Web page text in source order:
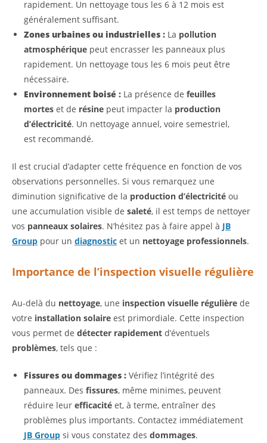
rapidement. Un nettoyage tous les 6 à 12 mois est
généralement suffisant.
Zones urbaines ou industrielles : La pollution
atmosphérique peut encrasser les panneaux plus
rapidement. Un nettoyage tous les 6 mois peut être
nécessaire.
Environnement boisé : La présence de feuilles
mortes et de résine peut impacter la production
d’électricité. Un nettoyage annuel, voire semestriel,
est recommandé.
Il est crucial d’adapter cette fréquence en fonction de vos
observations personnelles. Si vous remarquez une
diminution significative de la production d’électricité ou
une accumulation visible de saleté, il est temps de nettoyer
vos panneaux solaires. N’hésitez pas à faire appel à JB
Group pour un diagnostic et un nettoyage professionnels.
Importance de l’inspection visuelle régulière
Au-delà du nettoyage, une inspection visuelle régulière de
votre installation solaire est primordiale. Cette inspection
vous permet de détecter rapidement d’éventuels
problèmes, tels que :
Fissures ou dommages : Vérifiez l’intégrité des
panneaux. Des fissures, même minimes, peuvent
réduire leur efficacité et, à terme, entraîner des
problèmes plus importants. Contactez immédiatement
JB Group si vous constatez des dommages.